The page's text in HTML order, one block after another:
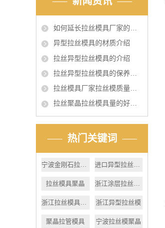
如何延长拉丝模具厂家的使用寿命
异型拉丝模具的材质介绍
拉丝异型拉丝模具的介绍
拉丝异型拉丝模具的保养和维护
拉丝模具厂家拉丝模质量很重要
拉丝聚晶拉丝模具量的好坏的影响
热门关键词
拉丝模具聚晶
浙江异型拉丝模
聚晶拉管模具 宁波拉丝模聚晶